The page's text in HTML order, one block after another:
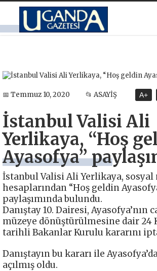
📅 Temmuz 10, 2020 📂 ASAYİŞ A+
İstanbul Valisi Ali
Yerlikaya, “Hoş
Ayasofya”
İstanbul Valisi Ali Yerlikaya, sosyal
hesaplarından “Hoş geldin
paylaşımında bulundu.
Danıştay 10. Dairesi, Ayasofya’nın
müzeye dönüştürülmesine dair 24
tarihli Bakanlar Kurulu kararını
Danıştayın bu kararı ile
açılmış oldu.